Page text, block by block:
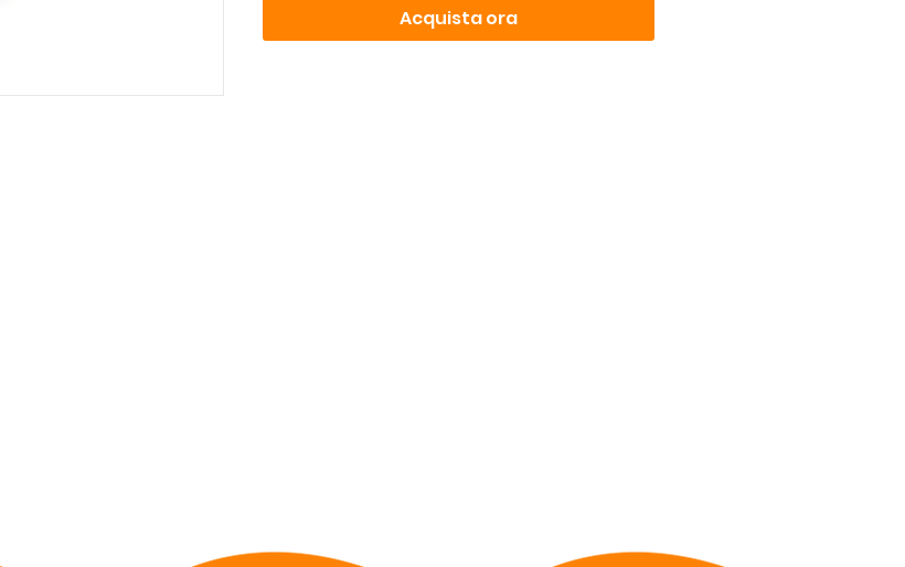
Acquista ora